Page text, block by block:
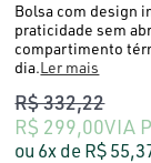
Bolsa com design
praticidade sem
compartimento
dia.Ler mais
R$ 299,00VIA
R$ 332,22
6x R$